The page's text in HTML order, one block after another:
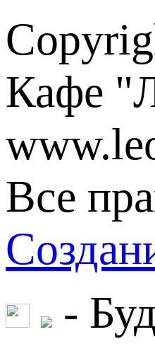
Кафе
Все
-